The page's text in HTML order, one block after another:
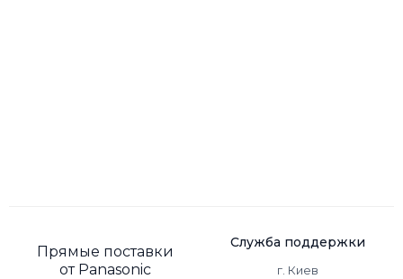
Прямые поставки
от Panasonic
Служба поддержки
г. Киев